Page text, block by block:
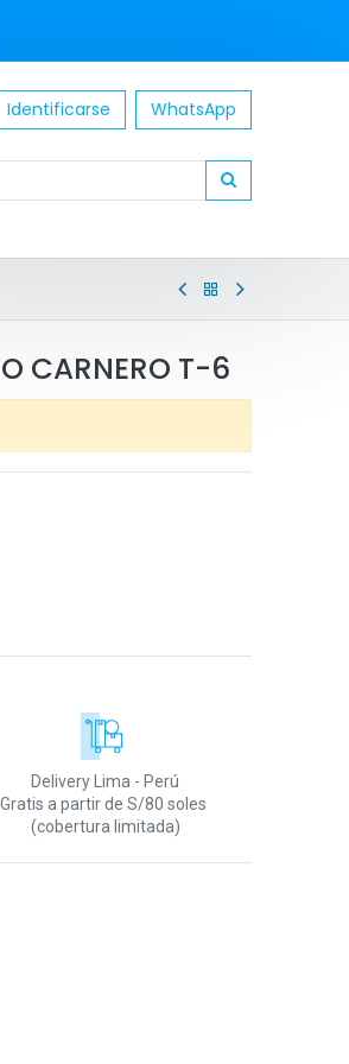
Identificarse WhatsApp
CARNERO T-6
Delivery Lima - Perú
Gratis a partir de S/80 soles
(cobertura limitada)